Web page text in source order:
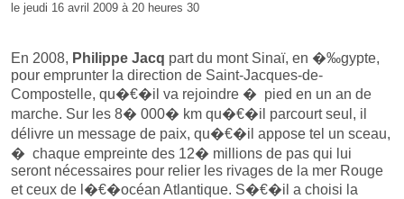
le jeudi 16 avril 2009 à 20 heures 30
En 2008, Philippe Jacq part du mont Sinaï, en �‰gypte,
pour emprunter la direction de Saint-Jacques-de-
Compostelle, qu�€�il va rejoindre � pied en un an de
marche. Sur les 8� 000� km qu�€�il parcourt seul, il
délivre un message de paix, qu�€�il appose tel un sceau,
� chaque empreinte des 12� millions de pas qui lui
seront nécessaires pour relier les rivages de la mer Rouge
et ceux de l�€�océan Atlantique. S�€�il a choisi la